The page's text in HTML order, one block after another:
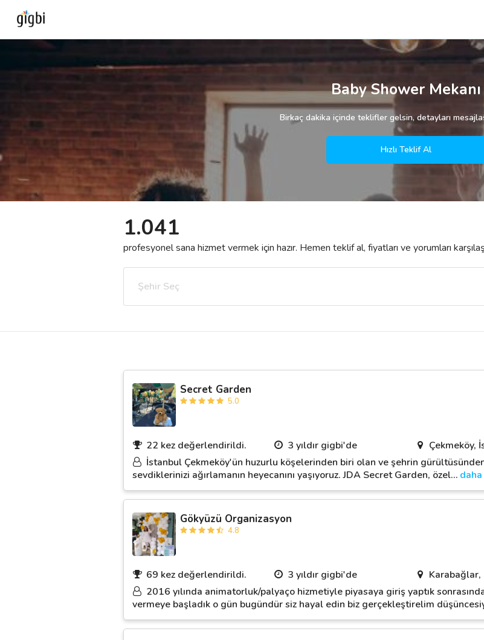
Giriş Yap
Kayıt Ol
Kategoriler
Baby Shower Mekanı
Birkaç dakika içinde teklifler gelsin, detayları
Hızlı Teklif Al
1.041
profesyonel sana hizmet vermek için hazır. Hemen teklif al, fiyatları ve yorumları
Şehir Seç
Secret Garden
5.0
22 kez değerlendirildi. 3 yıldır gigbi'de
Çekmeköy,
İstanbul Çekmeköy'ün huzurlu köşelerinden biri olan ve şehrin
sevdiklerinizi ağırlamanın heyecanını yaşıyoruz. JDA Secret Garden, özel…
Gökyüzü Organizasyon
4.8
69 kez değerlendirildi. 3 yıldır gigbi'de
Karabağlar,
2016 yılında animatorluk/palyaço hizmetiyle piyasaya giriş yaptık
vermeye başladık o gün bugündür siz hayal edin biz gerçekleştirelim